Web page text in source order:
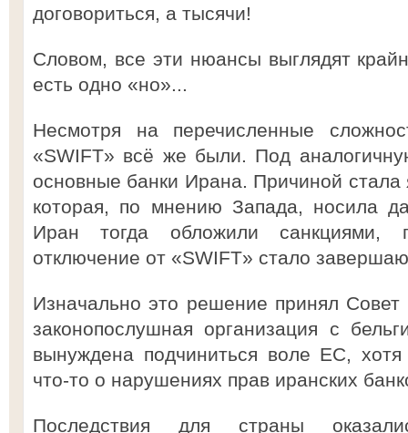
договориться, а тысячи!
Словом, все эти нюансы выглядят
есть одно «но»...
Несмотря на перечисленные
«SWIFT» всё же были. Под
основные банки Ирана. Причиной
которая, по мнению Запада, носила
Иран тогда обложили
отключение от «SWIFT» стало
Изначально это решение принял
законопослушная организация с
вынуждена подчиниться воле ЕС,
что-то о нарушениях прав иранских
Последствия для страны